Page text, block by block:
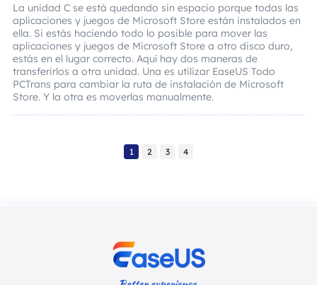
La unidad C se está quedando sin espacio porque todas las
aplicaciones y juegos de Microsoft Store están instalados en
ella. Si estás haciendo todo lo posible para mover las
aplicaciones y juegos de Microsoft Store a otro disco duro,
estás en el lugar correcto. Aquí hay dos maneras de
transferirlos a otra unidad. Una es utilizar EaseUS Todo
PCTrans para cambiar la ruta de instalación de Microsoft
Store. Y la otra es moverlas manualmente.
1 2 3 4